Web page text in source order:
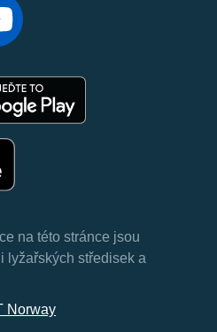
na této stránce jsou
lyžařských středisek a
Norway